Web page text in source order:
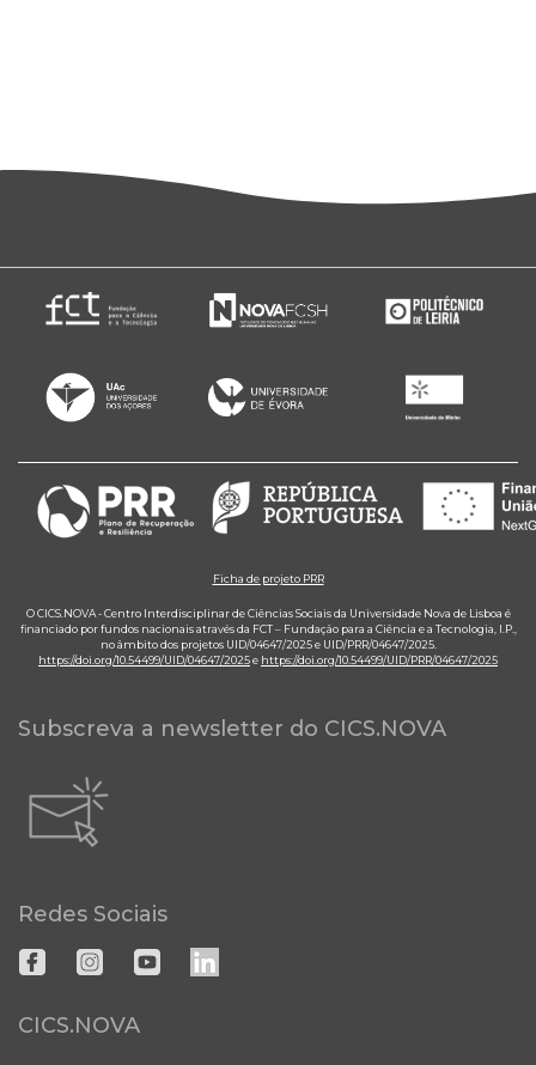
Ficha de projeto PRR
O CICS.NOVA - Centro Interdisciplinar de Ciências Sociais da Universidade Nova de Lisboa é
financiado por fundos nacionais através da FCT – Fundação para a Ciência e a Tecnologia, I.P.,
no âmbito dos projetos UID/04647/2025 e UID/PRR/04647/2025.
https://doi.org/10.54499/UID/04647/2025e https://doi.org/10.54499/UID/PRR/04647/2025
Subscreva a newsletter do CICS.NOVA
Redes Sociais
CICS.NOVA